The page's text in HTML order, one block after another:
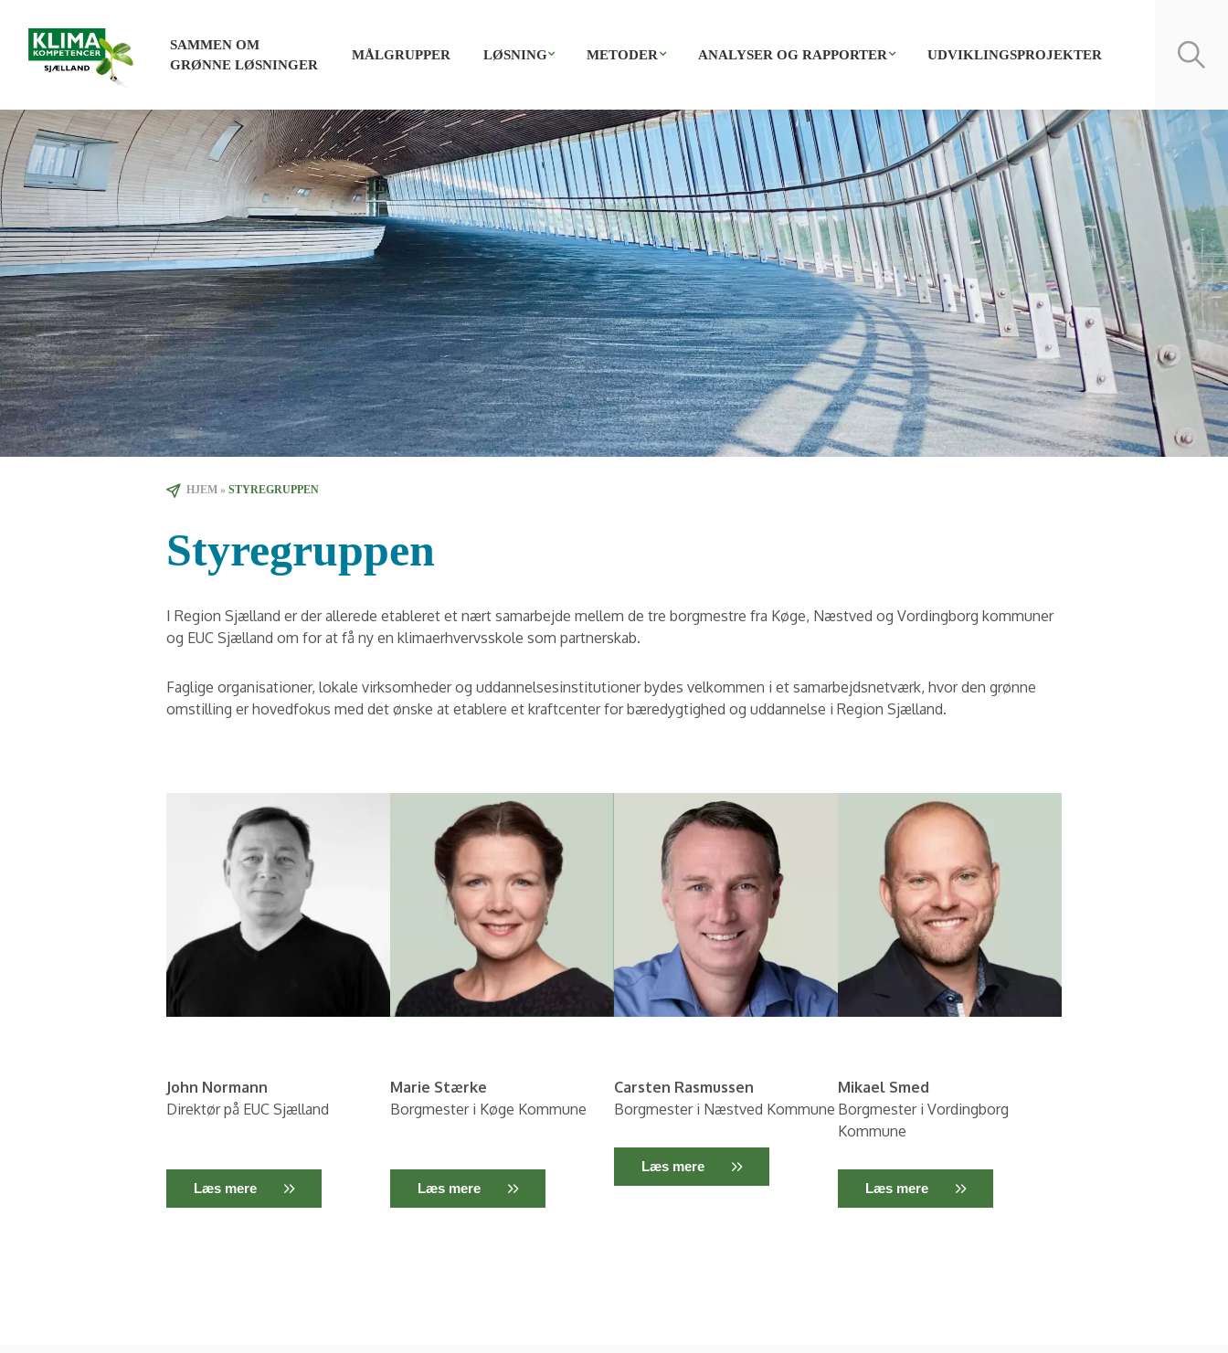
SAMMEN OM
GRØNNE LØSNINGER
MÅLGRUPPER LØSNING METODER ANALYSER OG RAPPORTER UDVIKLINGSPROJEKTER
HJEM » STYREGRUPPEN
Styregruppen
I Region Sjælland er der allerede etableret et nært samarbejde mellem de tre borgmestre fra Køge, Næstved og Vordingborg kommuner
og EUC Sjælland om for at få ny en klimaerhvervsskole som partnerskab.
Faglige organisationer, lokale virksomheder og uddannelsesinstitutioner bydes velkommen i et samarbejdsnetværk, hvor den grønne
omstilling er hovedfokus med det ønske at etablere et kraftcenter for bæredygtighed og uddannelse i Region Sjælland.
John Normann
Direktør på EUC Sjælland
Læs mere
Marie Stærke
Borgmester i Køge Kommune
Læs mere
Carsten Rasmussen
Borgmester i Næstved Kommune
Læs mere
Mikael Smed
Borgmester i Vordingborg
Kommune
Læs mere